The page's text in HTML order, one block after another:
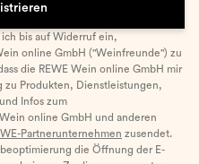
bis auf Widerruf ein,
online GmbH ("Weinfreunde") zu
die REWE Wein online GmbH mir
zu Produkten, Dienstleistungen,
Infos zum
online GmbH und anderen
Partnerunternehmen zusendet.
die Öffnung der E-